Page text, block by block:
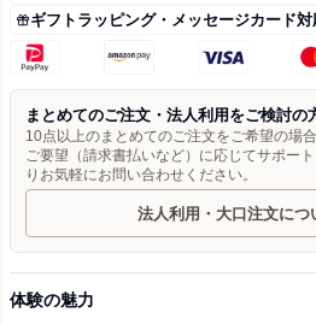
ギフトラッピング・メッセージカード対
まとめてのご注文・法人利用をご検討の
10点以上のまとめてのご注文をご希望の場
ご要望（請求書払いなど）に応じてサポー
りお気軽にお問い合わせください。
法人利用・大口注文につ
体験の魅力